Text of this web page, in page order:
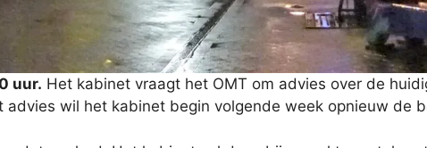
uur. Het kabinet vraagt het OMT om advies over de
wil het kabinet begin volgende week opnieuw de